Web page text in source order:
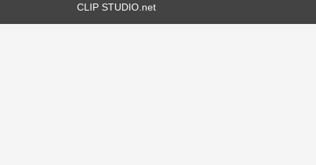
CLIP STUDIO.net